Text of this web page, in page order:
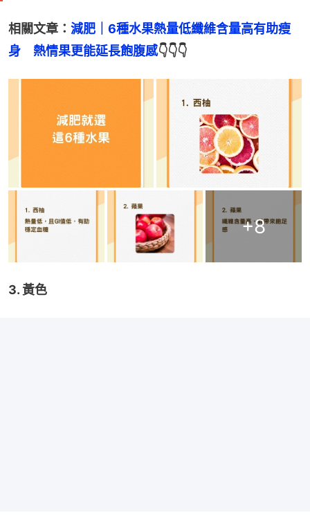
相關文章： 減肥｜6種水果熱量低纖維含量高有助瘦
身　熱情果更能延長飽腹感👇👇👇
+8
3. 黃色